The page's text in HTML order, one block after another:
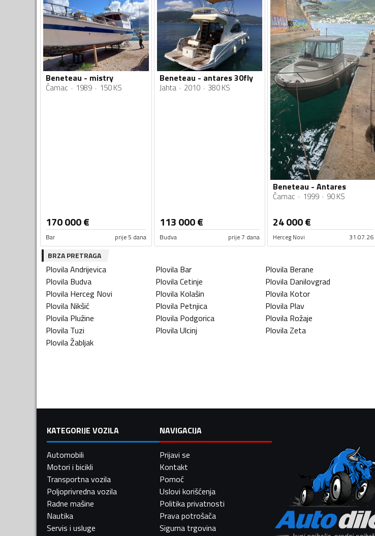
Beneteau - mistry
Čamac 1989 150 KS
170 000€
Bar prije 5 dana
Beneteau - antares 30fly
Jahta 2010 380 KS
113 000€
Budva prije 7 dana
Beneteau - Antares
Čamac 1999 90 KS
24 000€
Herceg Novi 31.07.26
BRZA PRETRAGA
PlovilaAndrijevica Plovila Bar Plovila Berane
Plovila Budva PlovilaCetinje Plovila Danilovgrad
Plovila Herceg Novi Plovila Kolašin Plovila Kotor
Plovila Nikšić Plovila Petnjica Plovila Plav
Plovila Plužine Plovila Podgorica Plovila Rožaje
Plovila Tuzi PlovilaUlcinj PlovilaZeta
PlovilaŽabljak
KATEGORIJE VOZILA
Automobili
Motori i bicikli
Transportna vozila
Poljoprivredna vozila
Radne mašine
Nautika
Servis i usluge
NAVIGACIJA
Prijavi se
Kontakt
Pomoć
Uslovi korišćenja
Politika privatnosti
Prava potrošača
Sigurna trgovina